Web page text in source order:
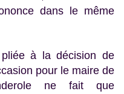
dans le même
pliée à la décision de
pour le maire de
ne fait que